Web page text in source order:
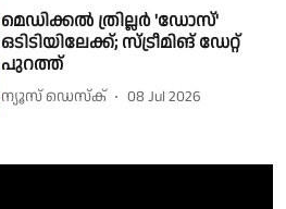
മെഡിക്കൽ ത്രില്ലർ 'ഡോസ്'
ഒടിടിയിലേക്ക്; സ്ട്രീമിങ് ഡേറ്റ്
പുറത്ത്
ന്യൂസ് ഡെസ്ക് 08 Jul 2026